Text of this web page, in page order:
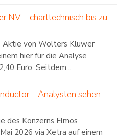
NV – charttechnisch bis zu
von Wolters Kluwer
hier für die Analyse
Euro. Seitdem...
– Analysten sehen
des Konzerns Elmos
2026 via Xetra auf einem